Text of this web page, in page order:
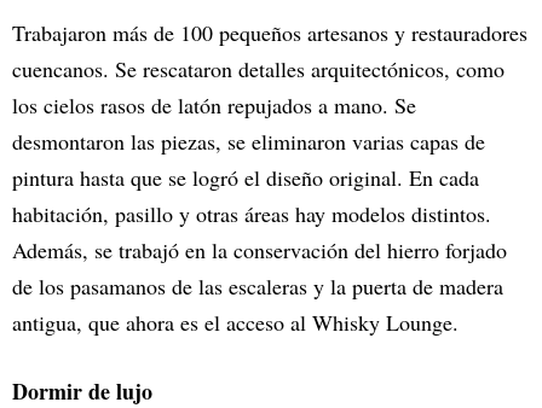
Trabajaron más de 100 pequeños artesanos y restauradores
cuencanos. Se rescataron detalles arquitectónicos, como
los cielos rasos de latón repujados a mano. Se
desmontaron las piezas, se eliminaron varias capas de
pintura hasta que se logró el diseño original. En cada
habitación, pasillo y otras áreas hay modelos distintos.
Además, se trabajó en la conservación del hierro forjado
de los pasamanos de las escaleras y la puerta de madera
antigua, que ahora es el acceso al Whisky Lounge.
Dormir de lujo